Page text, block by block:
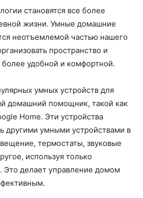
становятся все более
жизни. Умные домашние
неотъемлемой частью нашего
пространство и
удобной и комфортной.
умных устройств для
домашний помощник, такой как
Home. Эти устройства
другими умными устройствами в
термостаты, звуковые
используя только
Это делает управление домом